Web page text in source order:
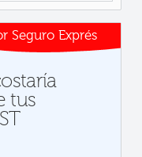
Seguro Exprés
tus